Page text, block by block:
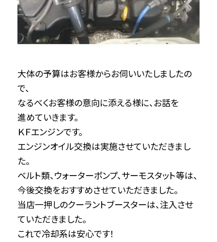
大体の予算はお客様からお伺いいたしましたの
で、
なるべくお客様の意向に添える様に、お話を
進めていきます。
ＫＦエンジンです。
エンジンオイル交換は実施させていただきまし
た。
ベルト類、ウォーターポンプ、サーモスタット等は、
今後交換をおすすめさせていただきました。
当店一押しのクーラントブースターは、注入させ
ていただきました。
これで冷却系は安心です！